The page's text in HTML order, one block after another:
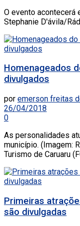
O evento acontecerá
Stephanie D'ávila/
Homenageados
divulgados
por emerson freitas
26/04/2018
0
As personalidades
município. (Imagem:
Turismo de Caruaru
Primeiras
são divulgadas